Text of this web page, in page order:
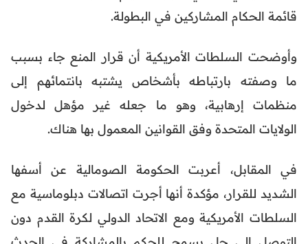
قائمة الحكام المشاركين في البطولة.
وأوضحت السلطات الأمريكية أن قرار المنع جاء بسبب
ما وصفته بارتباطه بأشخاص يشتبه بانتمائهم إلى
منظمات إرهابية، وهو ما جعله غير مؤهل لدخول
الولايات المتحدة وفق القوانين المعمول بها هناك.
في المقابل، أعربت الحكومة الصومالية عن أسفها
الشديد للقرار، مؤكدة أنها أجرت اتصالات دبلوماسية مع
السلطات الأمريكية ومع الاتحاد الدولي لكرة القدم دون